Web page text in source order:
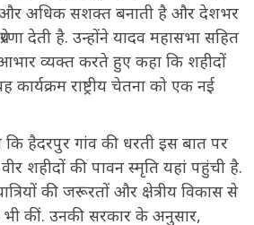
को और अधिक सशक्त बनाती है और देशभर
देती है. उन्होंने यादव महासभा सहित
व्यक्त करते हुए कहा कि शहीदों
राष्ट्रीय चेतना को एक नई
हैदरपुर गांव की धरती इस बात पर
शहीदों की पावन स्मृति यहां पहुंची है.
की जरूरतों और क्षेत्रीय विकास से
भी कीं. उनकी सरकार के अनुसार,